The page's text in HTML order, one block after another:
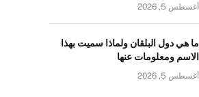
أغسطس 5, 2026
ما هي دول البلقان ولماذا سميت بهذا
الاسم ومعلومات عنها
أغسطس 5, 2026